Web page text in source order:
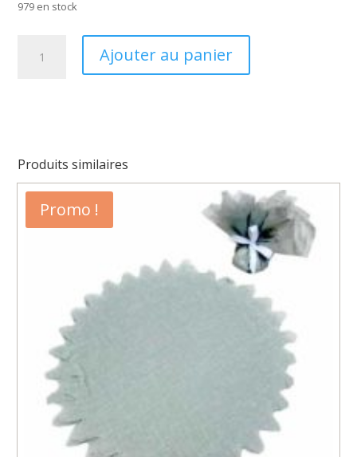
979 en stock
Ajouter au panier
Produits similaires
Promo !